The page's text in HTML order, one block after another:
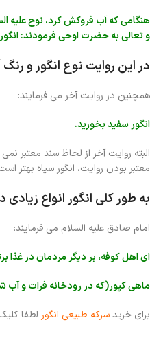
هنگامی که آب فروکش کرد، نوح علیه
و تعالی به حضرت اوحی فرمودند:
در این روایت نوع انگور و
همچنین در روایت آخر می فرمایند:
انگور سفید بخورید.
البته روایت آخر از لحاظ سند معتبر
معتبر بودن روایت، انگور سیاه بهتر
به طور کلی انگور انواع زیادی
امام صادق علیه السلام می فرمایند:
ای اهل کوفه، بر دیگر مردمان در غذا
ماهی کپور(که در رودخانه فرات و آب
برای خریدسرکه طبیعی انگور لطفا